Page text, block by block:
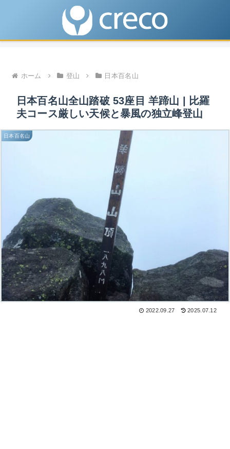
ホーム 登山 日本百名山
日本百名山全山踏破 53座目 羊蹄山 | 比羅
夫コース厳しい天候と暴風の独立峰登山
日本百名山
2022.09.27 2025.07.12